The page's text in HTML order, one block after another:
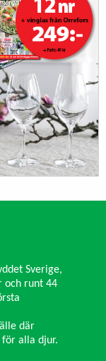
Sverige,
och runt 44
där
för alla djur.